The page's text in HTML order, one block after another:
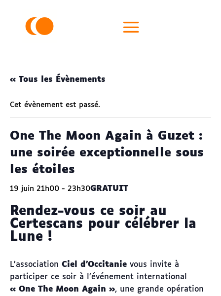
« Tous les Évènements
Cet évènement est passé.
One The Moon Again à Guzet :
une soirée exceptionnelle sous
les étoiles
19 juin 21h00 - 23h30GRATUIT
Rendez-vous ce soir au
Certescans pour célébrer la
Lune !
L’association Ciel d’Occitanie vous invite à
participer ce soir à l’événement international
« One The Moon Again », une grande opération